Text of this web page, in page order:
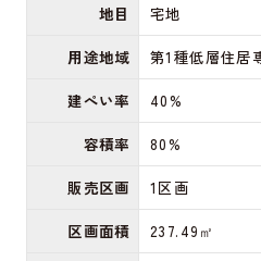
地目
宅地
用途地域
第1種低層住居
建ぺい率
40%
容積率
80%
販売区画
1区画
区画面積
237.49㎡